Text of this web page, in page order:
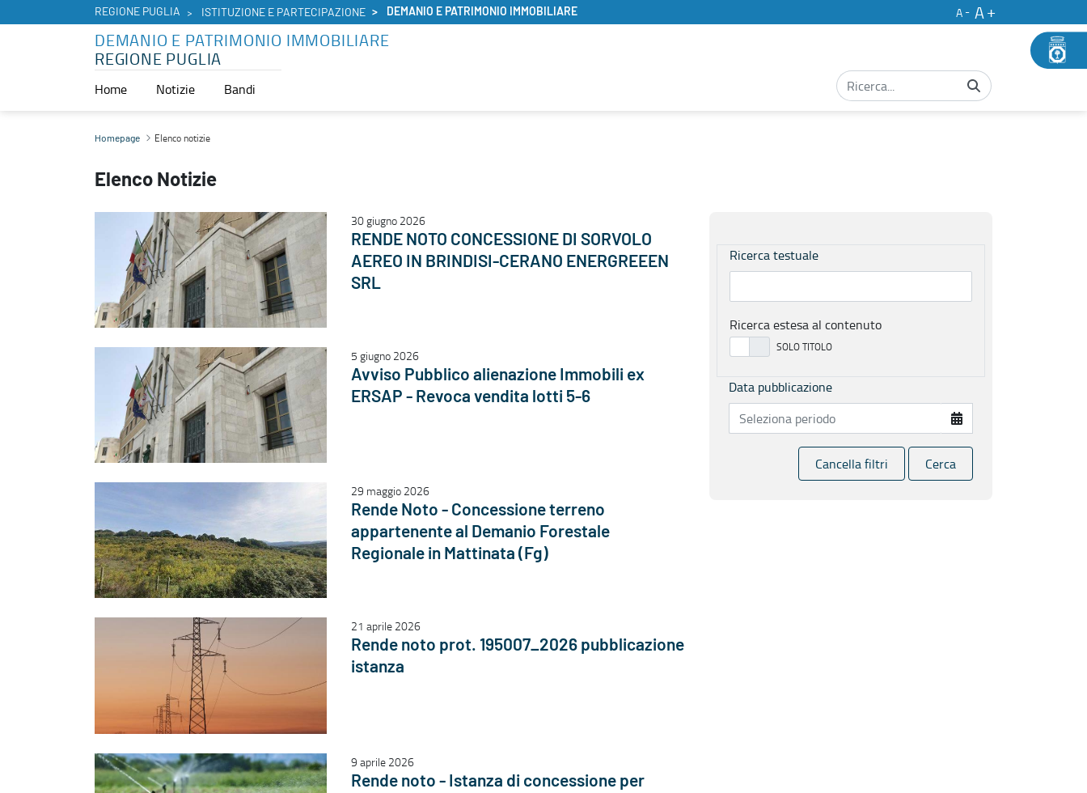
REGIONE PUGLIA ISTITUZIONE E PARTECIPAZIONE DEMANIO E PATRIMONIO IMMOBILIARE A
A
DEMANIO E PATRIMONIO IMMOBILIARE
REGIONE PUGLIA
Home Notizie Bandi
Elenco notizie - Demanio e Patrimonio Immobiliare
Homepage Elenco notizie
Elenco Notizie
30 giugno 2026
RENDE NOTO CONCESSIONE DI SORVOLO
AEREO IN BRINDISI-CERANO ENERGREEEN
SRL
5 giugno 2026
Avviso Pubblico alienazione Immobili ex
ERSAP - Revoca vendita lotti 5-6
29 maggio 2026
Rende Noto - Concessione terreno
appartenente al Demanio Forestale
Regionale in Mattinata (Fg)
21 aprile 2026
Rende noto prot. 195007_2026 pubblicazione
istanza
9 aprile 2026
Rende noto - Istanza di concessione per
Ricerca testuale
Ricerca estesa al contenuto
Data pubblicazione
Cancella filtri Cerca